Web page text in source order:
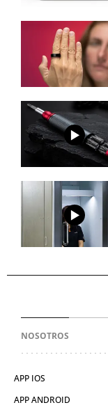
NOSOTROS
APP IOS
APP ANDROID